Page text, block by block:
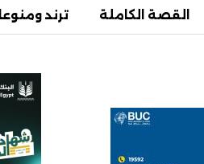
القصة الكاملة ترند